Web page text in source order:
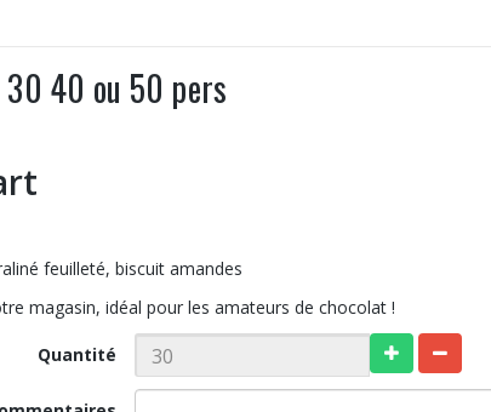
30 40 ou 50 pers
feuilleté, biscuit amandes
magasin, idéal pour les amateurs de chocolat !
Quantité